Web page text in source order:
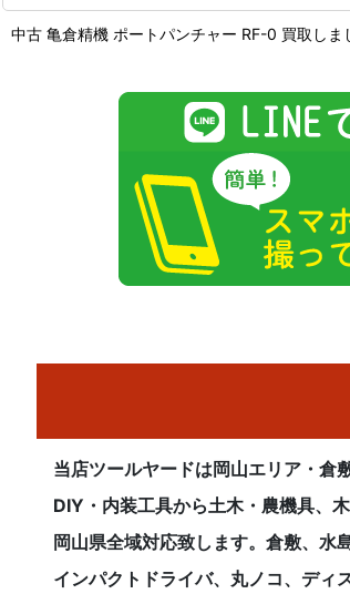
中古 亀倉精機 ポートパンチャー RF-0 買取しま
当店ツールヤードは岡山エリア・倉
DIY・内装工具から土木・農機具、
岡山県全域対応致します。倉敷、水
インパクトドライバ、丸ノコ、ディ